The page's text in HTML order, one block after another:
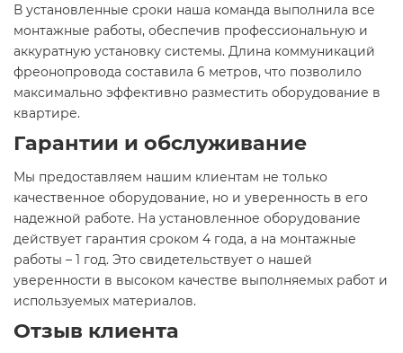
В установленные сроки наша команда выполнила все
монтажные работы, обеспечив профессиональную и
аккуратную установку системы. Длина коммуникаций
фреонопровода составила 6 метров, что позволило
максимально эффективно разместить оборудование в
квартире.
Гарантии и обслуживание
Мы предоставляем нашим клиентам не только
качественное оборудование, но и уверенность в его
надежной работе. На установленное оборудование
действует гарантия сроком 4 года, а на монтажные
работы – 1 год. Это свидетельствует о нашей
уверенности в высоком качестве выполняемых работ и
используемых материалов.
Отзыв клиента